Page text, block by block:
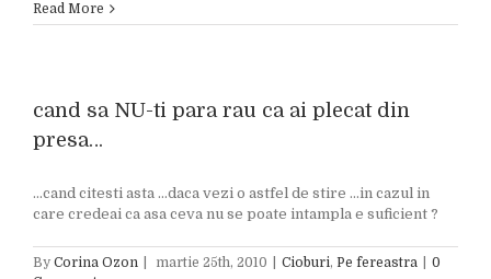
Read More
cand sa NU-ti para rau ca ai plecat din
presa…
...cand citesti asta ...daca vezi o astfel de stire ...in cazul in
care credeai ca asa ceva nu se poate intampla e suficient ?
By Corina Ozon martie 25th, 2010 Cioburi, Pe fereastra
0